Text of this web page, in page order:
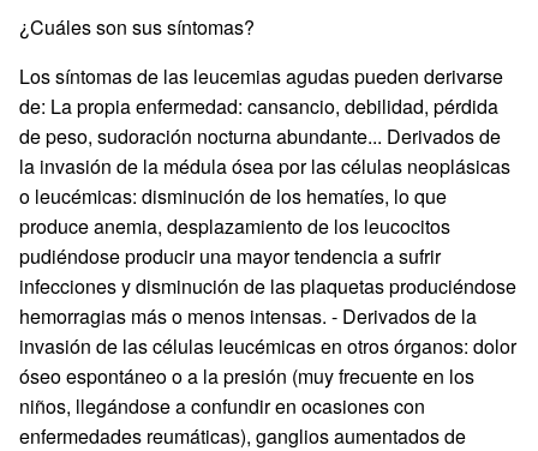
¿Cuáles son sus síntomas?
Los síntomas de las leucemias agudas pueden derivarse
de: La propia enfermedad: cansancio, debilidad, pérdida
de peso, sudoración nocturna abundante... Derivados de
la invasión de la médula ósea por las células neoplásicas
o leucémicas: disminución de los hematíes, lo que
produce anemia, desplazamiento de los leucocitos
pudiéndose producir una mayor tendencia a sufrir
infecciones y disminución de las plaquetas produciéndose
hemorragias más o menos intensas. - Derivados de la
invasión de las células leucémicas en otros órganos: dolor
óseo espontáneo o a la presión (muy frecuente en los
niños, llegándose a confundir en ocasiones con
enfermedades reumáticas), ganglios aumentados de